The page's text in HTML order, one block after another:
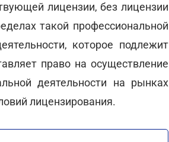
лицензии, без лицензии
такой профессиональной
которое подлежит
право на осуществление
деятельности на рынках
лицензирования.